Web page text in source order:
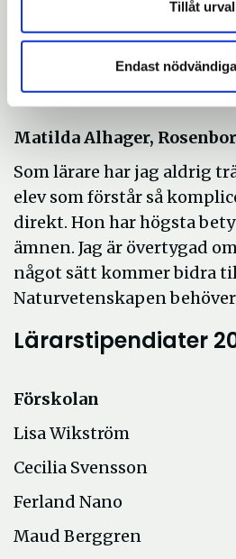
Tillåt urval
Endast
engagemang och har hög
och högt meritvärde.
Matilda Alhager,
Som lärare har jag aldrig
elev som förstår så
direkt. Hon har högsta
ämnen. Jag är övertygad
något sätt kommer bidra
Naturvetenskapen
Lärarstipendiater
Förskolan
Lisa Wikström
Cecilia Svensson
Ferland Nano
Maud Berggren